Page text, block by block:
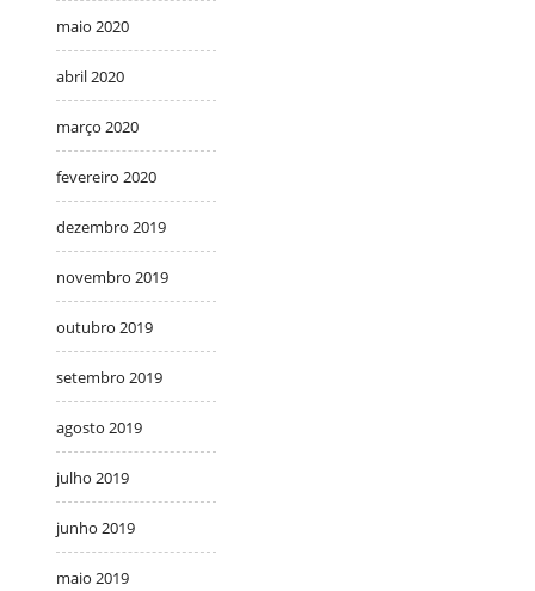
maio 2020
abril 2020
março 2020
fevereiro 2020
dezembro 2019
novembro 2019
outubro 2019
setembro 2019
agosto 2019
julho 2019
junho 2019
maio 2019